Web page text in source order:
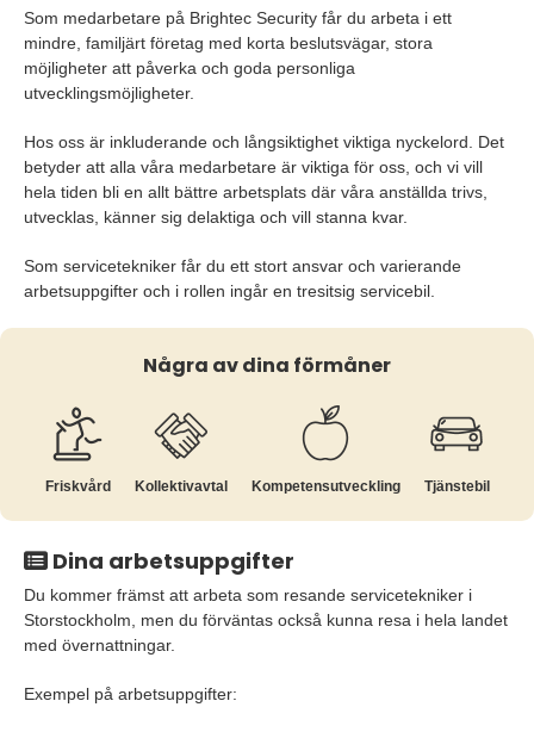
Som medarbetare på Brightec Security får du arbeta i ett
mindre, familjärt företag med korta beslutsvägar, stora
möjligheter att påverka och goda personliga
utvecklingsmöjligheter.
Hos oss är inkluderande och långsiktighet viktiga nyckelord. Det
betyder att alla våra medarbetare är viktiga för oss, och vi vill
hela tiden bli en allt bättre arbetsplats där våra anställda trivs,
utvecklas, känner sig delaktiga och vill stanna kvar.
Som servicetekniker får du ett stort ansvar och varierande
arbetsuppgifter och i rollen ingår en tresitsig servicebil.
Några av dina förmåner
Friskvård Kollektiv­avtal Kompetens­utveckling Tjänstebil
Dina arbetsuppgifter
Du kommer främst att arbeta som resande servicetekniker i
Storstockholm, men du förväntas också kunna resa i hela landet
med övernattningar.
Exempel på arbetsuppgifter: